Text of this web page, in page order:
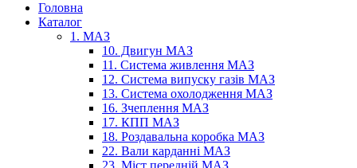
Головна
Каталог
1. МАЗ
10. Двигун МАЗ
11. Система живлення МАЗ
12. Система випуску газів МАЗ
13. Система охолодження МАЗ
16. Зчеплення МАЗ
17. КПП МАЗ
18. Роздавальна коробка МАЗ
22. Вали карданні МАЗ
23. Міст передній МАЗ